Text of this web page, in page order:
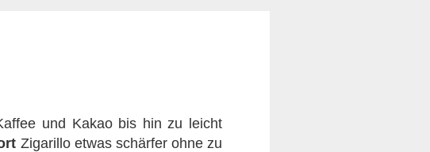
und Kakao bis hin zu leicht
Zigarillo etwas schärfer ohne zu